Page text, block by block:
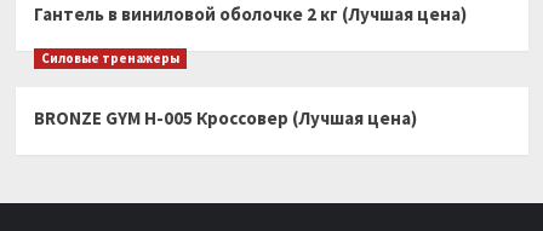
Гантель в виниловой оболочке 2 кг (Лучшая цена)
Силовые тренажеры
BRONZE GYM H-005 Кроссовер (Лучшая цена)